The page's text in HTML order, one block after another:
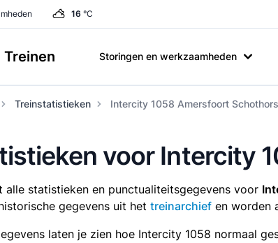
16 °C
Treinen Storingen en werkzaamheden
Treinstatistieken Intercity 1058 Amersfoort
voor Intercity
alle statistieken en punctualiteitsgegevens voor
gegevens uit het treinarchief en worden
laten je zien hoe Intercity 1058 normaal